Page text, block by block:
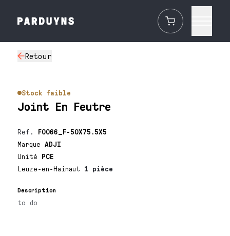
Retour
Stock faible
Joint En Feutre
Ref. F0066_F-50X75.5X5
MarqueADJI
Unité PCE
Leuze-en-Hainaut 1 pièce
Description
to do